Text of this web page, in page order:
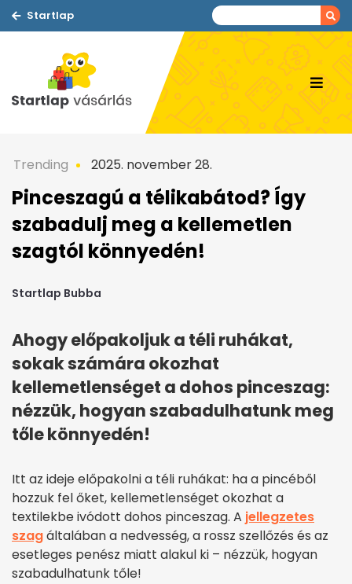
Startlap
Trending 2025. november 28.
Pinceszagú a télikabátod? Így
szabadulj meg a kellemetlen
szagtól könnyedén!
Startlap Bubba
Ahogy előpakoljuk a téli ruhákat,
sokak számára okozhat
kellemetlenséget a dohos pinceszag:
nézzük, hogyan szabadulhatunk meg
tőle könnyedén!
Itt az ideje előpakolni a téli ruhákat: ha a pincéből
hozzuk fel őket, kellemetlenséget okozhat a
textilekbe ivódott dohos pinceszag. A jellegzetes
szagáltalában a nedvesség, a rossz szellőzés és az
esetleges penész miatt alakul ki – nézzük, hogyan
szabadulhatunk tőle!